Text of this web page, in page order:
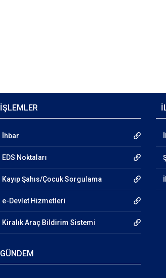
İŞLEMLER
İhbar
EDS Noktaları
Kayıp Şahıs/Çocuk Sorgulama
e-Devlet Hizmetleri
Kiralık Araç Bildirim Sistemi
GÜNDEM